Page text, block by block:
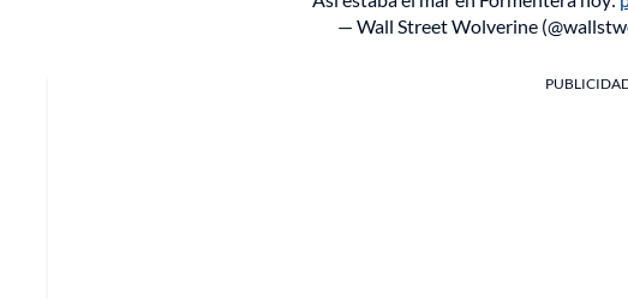
— Wall Street Wolverine